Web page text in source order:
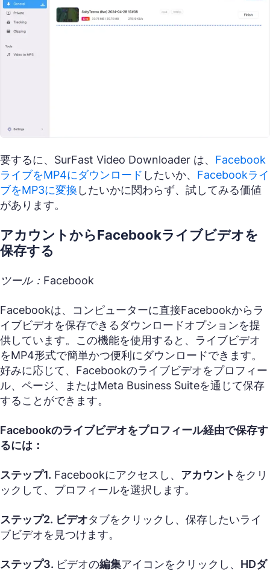
要するに、SurFast Video Downloader は、 Facebook
ライブをMP4にダウンロード したいか、 Facebookライ
ブをMP3に変換 したいかに関わらず、試してみる価値
があります。
アカウントからFacebookライブビデオを
保存する
ツール：Facebook
Facebookは、コンピューターに直接Facebookからラ
イブビデオを保存できるダウンロードオプションを提
供しています。この機能を使用すると、ライブビデオ
をMP4形式で簡単かつ便利にダウンロードできます。
好みに応じて、Facebookのライブビデオをプロフィー
ル、ページ、またはMeta Business Suiteを通じて保存
することができます。
Facebookのライブビデオをプロフィール経由で保存す
るには：
ステップ1. Facebookにアクセスし、 アカウント をクリ
ックして、プロフィールを選択します。
ステップ2. ビデオタブをクリックし、保存したいライ
ブビデオを見つけます。
ステップ3. ビデオの編集アイコンをクリックし、 HDダ